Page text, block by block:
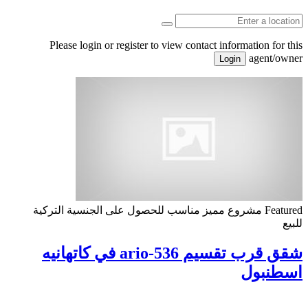
Please login or register to view contact information for this
agent/owner
Login
Featured مشروع مميز مناسب للحصول على الجنسية التركية
للبيع
شقق قرب تقسيم 536-ario في كاتهانيه
اسطنبول